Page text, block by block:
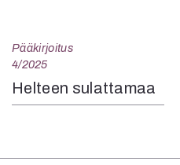
Pääkirjoitus
4/2025
Helteen sulattamaa